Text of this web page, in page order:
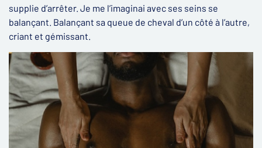
supplie d’arrêter. Je me l’imaginai avec ses seins se
balançant. Balançant sa queue de cheval d’un côté à l’autre,
criant et gémissant.